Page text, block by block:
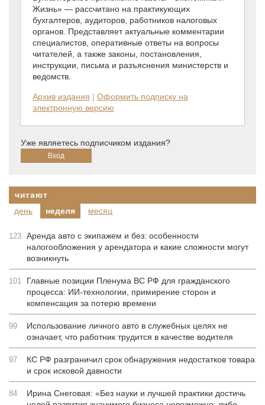
Жизнь» — рассчитано на практикующих
бухгалтеров, аудиторов, работников налоговых
органов. Представляет актуальные комментарии
специалистов, оперативные ответы на вопросы
читателей, а также законы, постановления,
инструкции, письма и разъяснения министерств и
ведомств.
Архив издания | Оформить подписку на
электронную версию
Уже являетесь подписчиком издания?
читают
день
неделя месяц
123 Аренда авто с экипажем и без: особенности
налогообложения у арендатора и какие сложности могут
возникнуть
101
Главные позиции Пленума ВС РФ для гражданского
процесса: ИИ-технологии, примирение сторон и
компенсация за потерю времени
99
Использование личного авто в служебных целях не
означает, что работник трудится в качестве водителя
97
КС РФ разграничил срок обнаружения недостатков товара
и срок исковой давности
84
Ирина Снеговая: «Без науки и лучшей практики достичь